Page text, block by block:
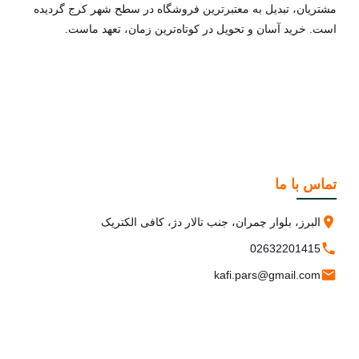
مشتریان، تبدیل به معتبرترین فروشگاه در سطح شهر کرج گردیده
است. خرید آسان و تحویل در کوتاه‌ترین زمان، تعهد ماست.
تماس با ما
البرز، بلوار چمران، جنب تالار دژ، کافی الکتریک
02632201415
kafi.pars@gmail.com